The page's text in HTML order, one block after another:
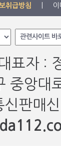
취급방침
표자 :
중
판매